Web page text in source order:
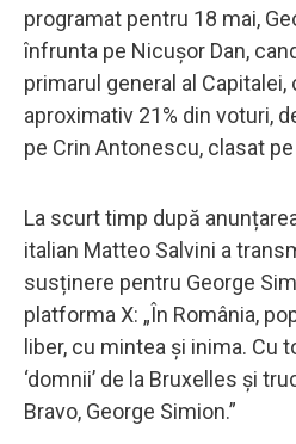
programat pentru 18 mai,
înfrunta pe Nicușor Dan,
primarul general al Capitalei,
aproximativ 21% din voturi,
pe Crin Antonescu, clasat
La scurt timp după
italian Matteo Salvini a
susținere pentru George
platforma X: „În România,
liber, cu mintea și inima. Cu
‘domnii’ de la Bruxelles și
Bravo, George Simion.”